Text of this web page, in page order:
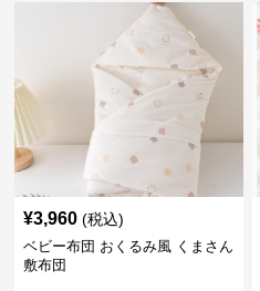
¥3,960 (税込)
ベビー布団 おくるみ風 くまさん
敷布団